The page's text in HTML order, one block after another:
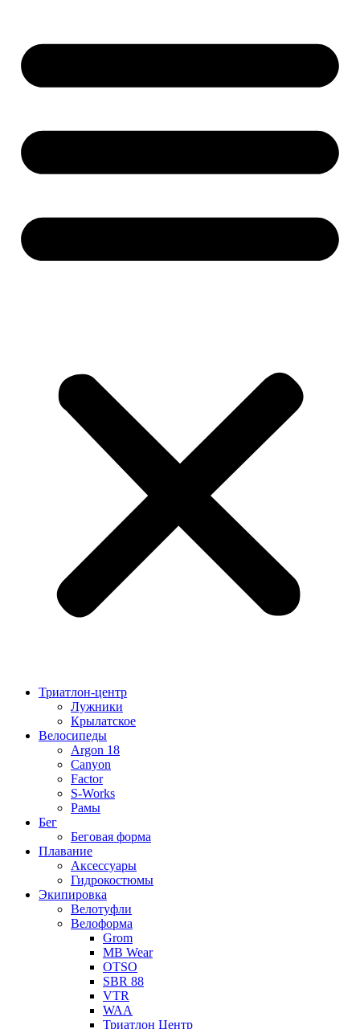
Триатлон-центр
Лужники
Крылатское
Велосипеды
Argon 18
Canyon
Factor
S-Works
Рамы
Бег
Беговая форма
Плавание
Аксессуары
Гидрокостюмы
Экипировка
Велотуфли
Велоформа
Grom
MB Wear
OTSO
SBR 88
VTR
WAA
Триатлон Центр